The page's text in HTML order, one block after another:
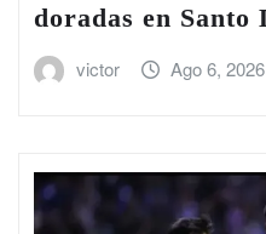
doradas en Santo
victor Ago 6, 2026